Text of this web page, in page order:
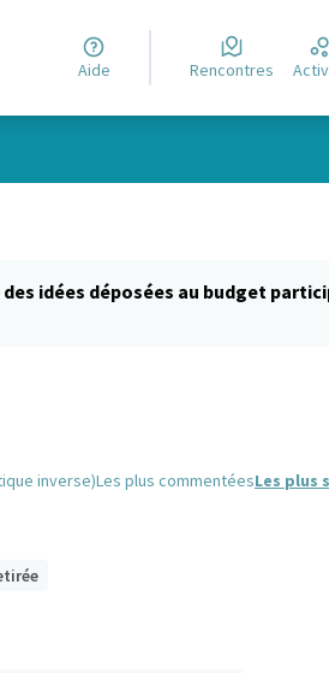
Aide Rencontres
idées déposées au budget
inverse)Les plus commentéesLes plus